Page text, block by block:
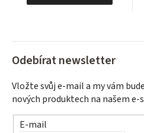
Odebírat newsletter
Vložte svůj e-mail a my vám
nových produktech na našem e-
E-mail